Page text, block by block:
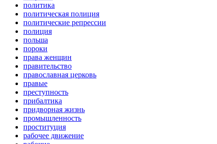
политика
политическая полиция
политические репрессии
полиция
польша
пороки
права женщин
правительство
православная церковь
правые
преступность
прибалтика
придворная жизнь
промышленность
проституция
рабочее движение